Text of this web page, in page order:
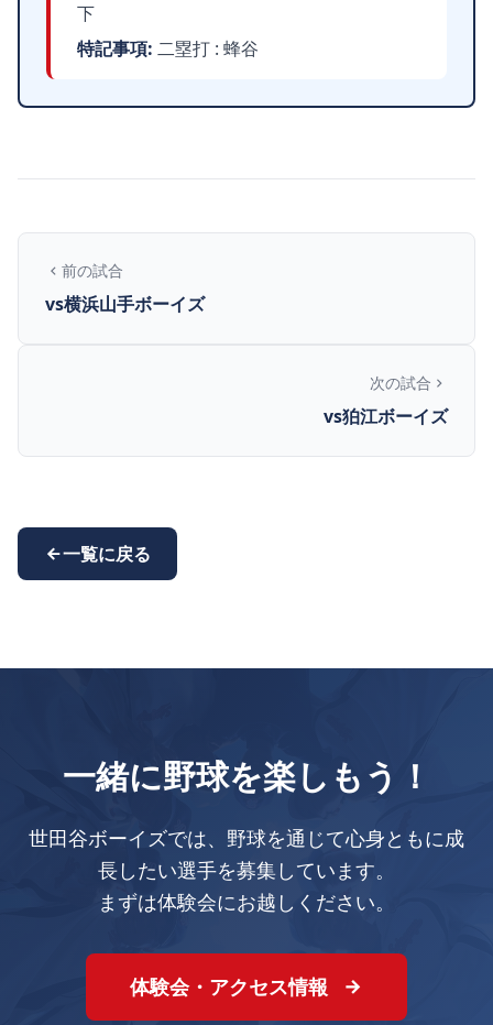
下
特記事項: 二塁打 : 蜂谷
前の試合
vs横浜山手ボーイズ
次の試合
vs狛江ボーイズ
一覧に戻る
一緒に野球を楽しもう！
世田谷ボーイズでは、野球を通じて心身ともに成
長したい選手を募集しています。
まずは体験会にお越しください。
体験会・アクセス情報